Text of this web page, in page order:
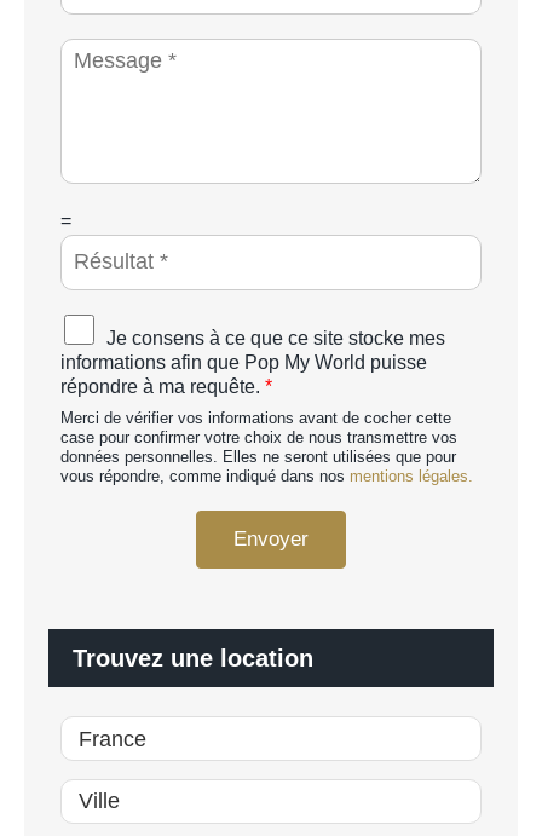
h
o
c
iM
g
*
C
A
T
C
H
A
p
e
r
s
o
s
=
A
c
c
o
r
d
R
Je consens à ce que ce site stocke mes
informations afin que Pop My World puisse
répondre à ma requête. *
Merci de vérifier vos informations avant de cocher cette
case pour confirmer votre choix de nous transmettre vos
données personnelles. Elles ne seront utilisées que pour
vous répondre, comme indiqué dans nos mentions légales.
Envoyer
Trouvez une location